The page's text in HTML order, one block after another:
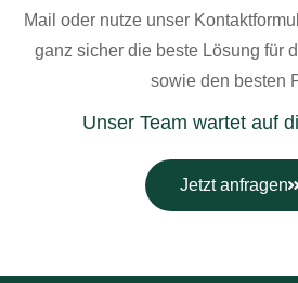
Mail oder nutze unser
ganz sicher die beste Lösung für
sowie den besten
Unser Team wartet auf
Jetzt anfragen